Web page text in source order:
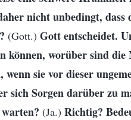
nicht unbedingt,
(Gott.) Gott entscheidet.
können, worüber sind
wenn sie vor dieser
sich Sorgen darüber zu
(Ja.) Richtig?